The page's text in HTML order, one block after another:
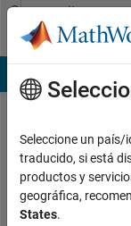
Saltar al contenido
Community
Profile
Daniel
Faasen
Last
Seleccione un
traducido, si está
productos y
geográfica,
States.